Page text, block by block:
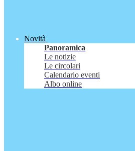
Novità
Panoramica
Le notizie
Le circolari
Calendario eventi
Albo online